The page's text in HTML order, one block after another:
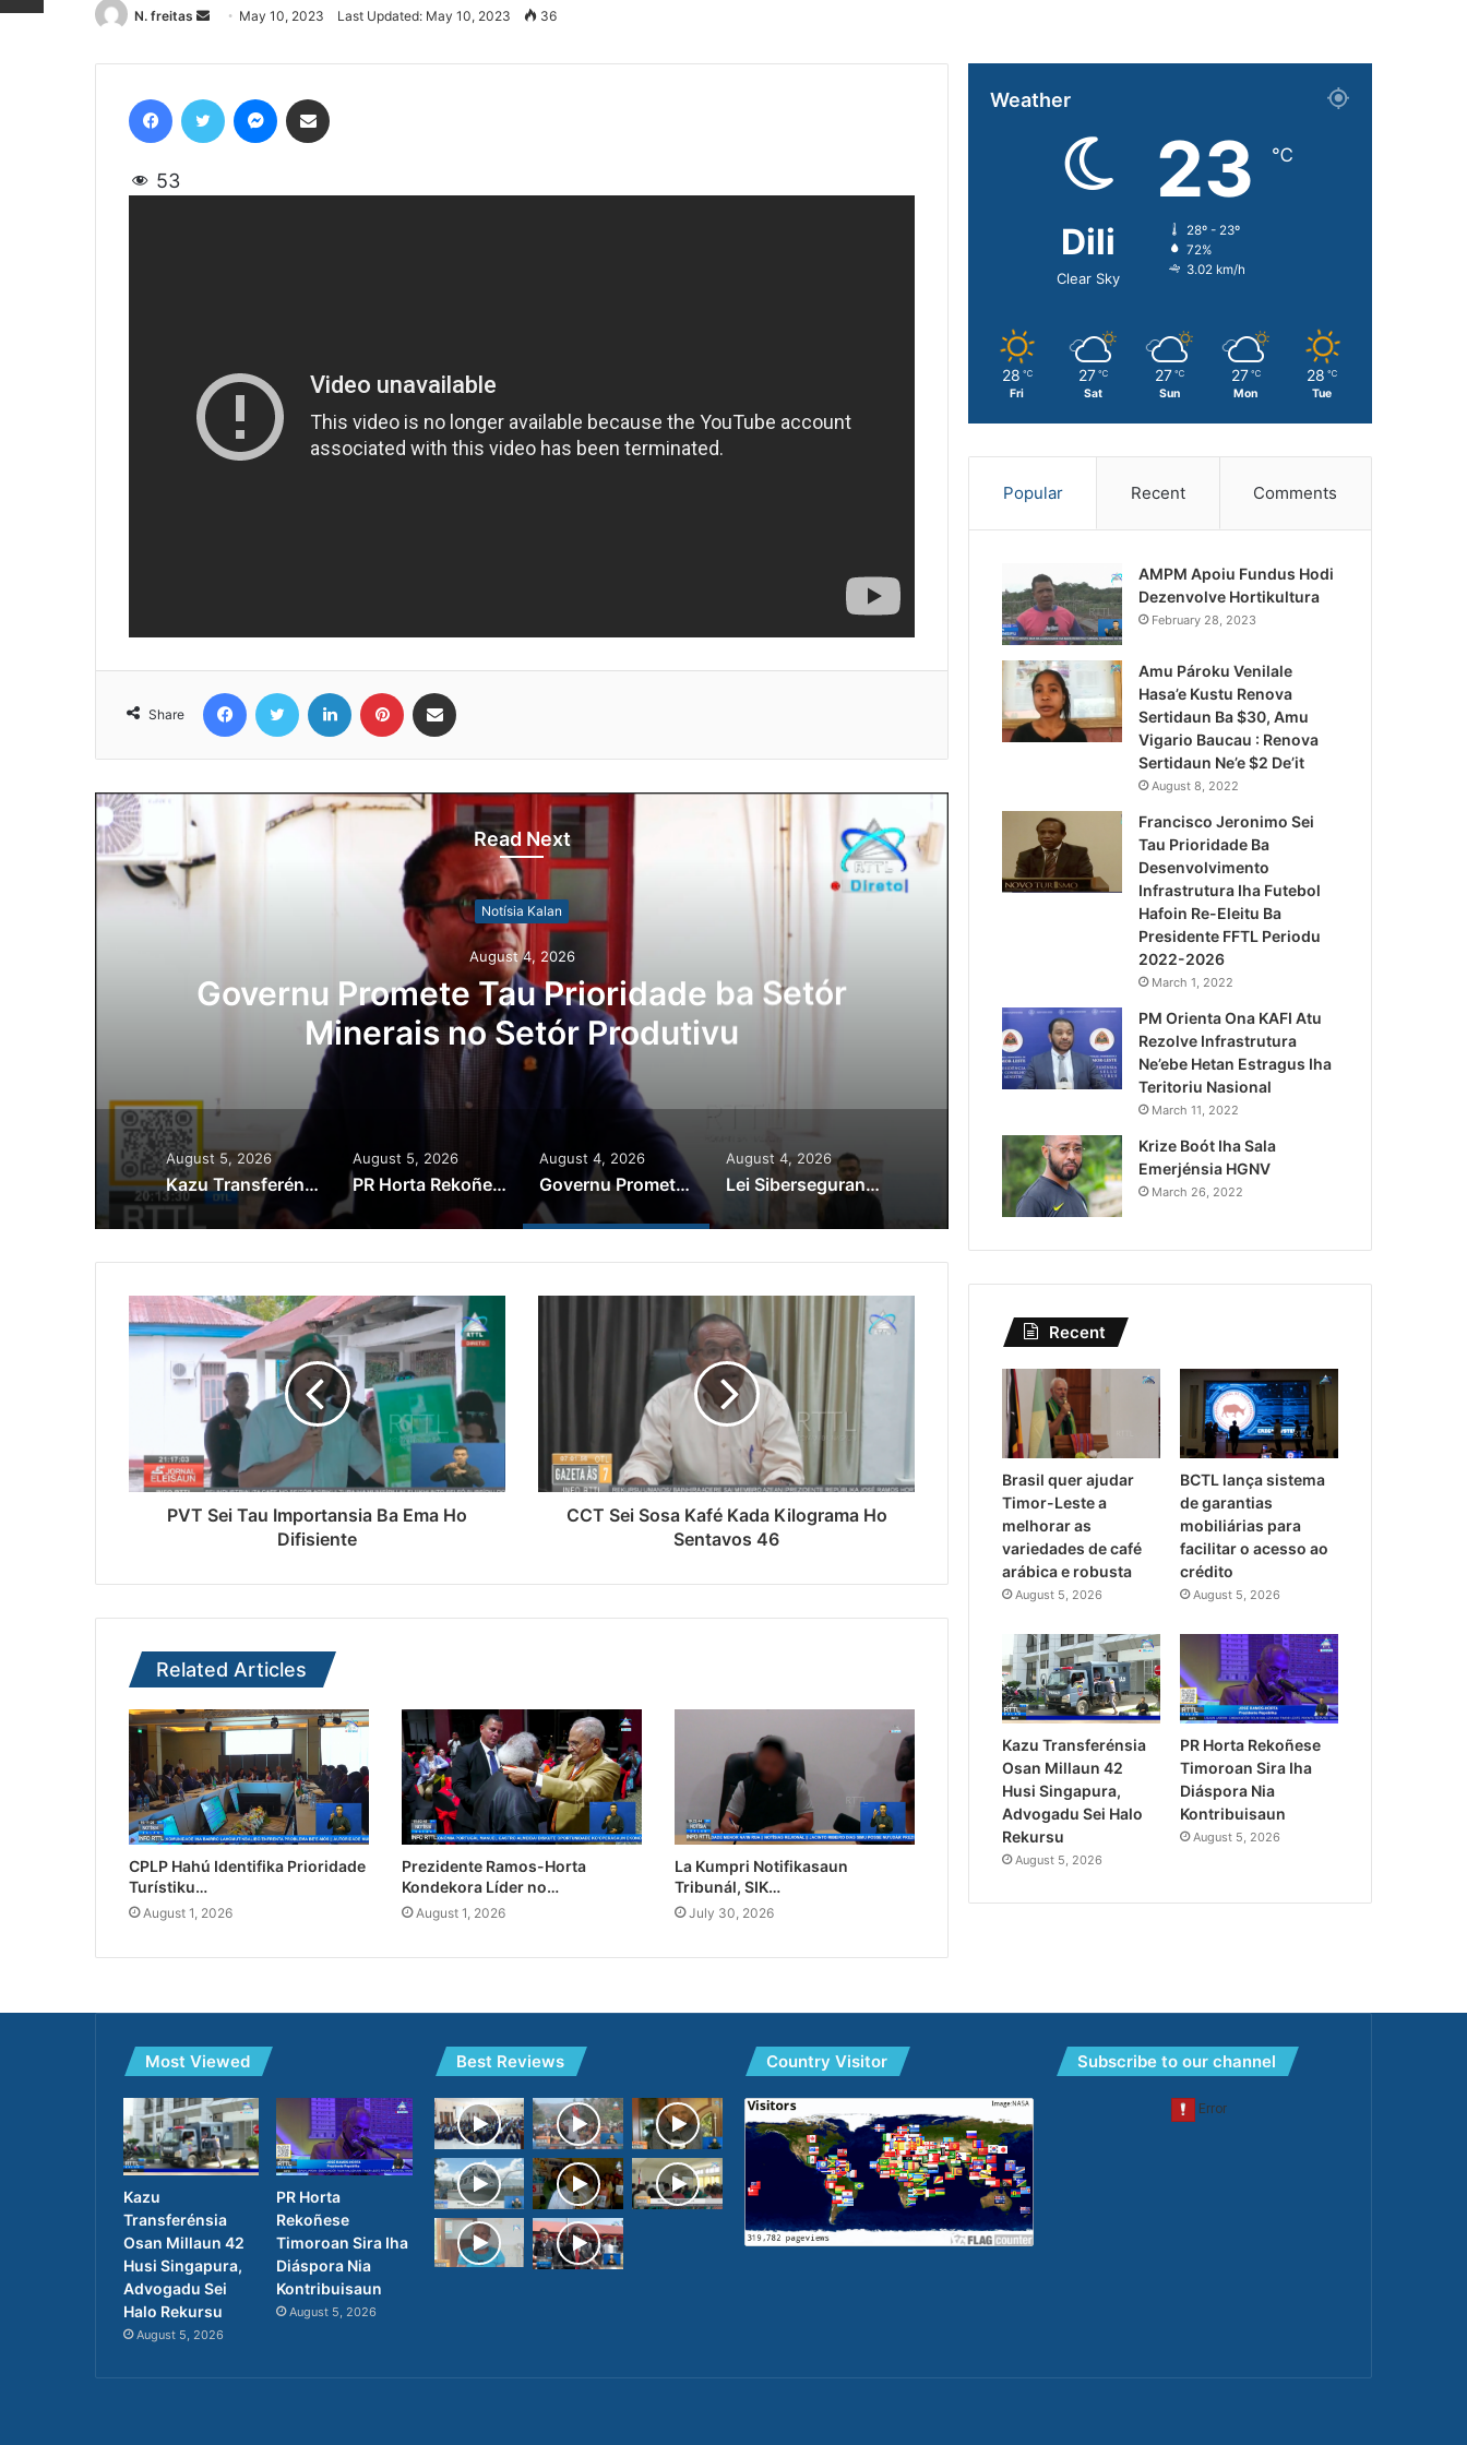
N. freitas
Send
email
May 10, 2023 Last Updated: May 10, 2023 36
53
Share
Read Next
Notísia Kalan
August 4, 2026
Governu Promete Tau Prioridade ba Setór
Minerais no Setór Produtivu
Lei Siberseguransa Ajuda
Kaptura Autór Kriminozu
Estranjeiru
August 5, 2026
Kazu Transferénsia Osan Millaun 42 Husi Singapura, Advogadu Sei Halo Rekursu
August 5, 2026
PR Horta Rekoñese Timoroan Sira Iha Diáspora Nia Kontribuisaun
August 4, 2026
Governu Promete Tau Prioridade ba Setór Minerais no Setór Produtivu
August 4, 2026
Lei Siberseguransa Ajuda Autoridade Polisiál Kaptura Autór Kriminozu ho Paradeiru Iha Estranjeiru
PVT Sei Tau Importansia Ba Ema Ho
Difisiente
CCT Sei Sosa Kafé Kada Kilograma Ho
Sentavos 46
Related Articles
CPLP Hahú Identifika Prioridade
Turístiku…
August 1, 2026
Prezidente Ramos-Horta
Kondekora Líder no…
August 1, 2026
La Kumpri Notifikasaun
Tribunál, SIK…
July 30, 2026
Weather
Dili
Clear Sky
23 ℃
28º - 23º
72%
3.02 km/h
28 ℃
Fri
27 ℃
Sat
27 ℃
Sun
27 ℃
Mon
28 ℃
Tue
Popular Recent Comments
AMPM Apoiu Fundus Hodi
Dezenvolve Hortikultura
February 28, 2023
Amu Pároku Venilale
Hasa’e Kustu Renova
Sertidaun Ba $30, Amu
Vigario Baucau : Renova
Sertidaun Ne’e $2 De’it
August 8, 2022
Francisco Jeronimo Sei
Tau Prioridade Ba
Desenvolvimento
Infrastrutura Iha Futebol
Hafoin Re-Eleitu Ba
Presidente FFTL Periodu
2022-2026
March 1, 2022
PM Orienta Ona KAFI Atu
Rezolve Infrastrutura
Ne’ebe Hetan Estragus Iha
Teritoriu Nasional
March 11, 2022
Krize Boót Iha Sala
Emerjénsia HGNV
March 26, 2022
Recent
Brasil quer ajudar
Timor-Leste a
melhorar as
variedades de café
arábica e robusta
August 5, 2026
BCTL lança sistema
de garantias
mobiliárias para
facilitar o acesso ao
crédito
August 5, 2026
Kazu Transferénsia
Osan Millaun 42
Husi Singapura,
Advogadu Sei Halo
Rekursu
August 5, 2026
PR Horta Rekoñese
Timoroan Sira Iha
Diáspora Nia
Kontribuisaun
August 5, 2026
Most Viewed
Kazu
Transferénsia
Osan Millaun 42
Husi Singapura,
Advogadu Sei
Halo Rekursu
August 5, 2026
PR Horta
Rekoñese
Timoroan Sira Iha
Diáspora Nia
Kontribuisaun
August 5, 2026
Best Reviews Country Visitor Subscribe to our channel